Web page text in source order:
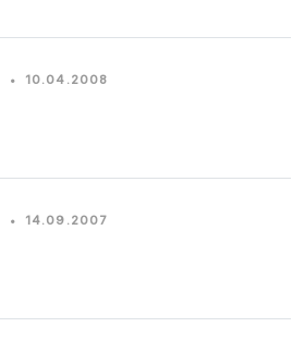
• 10.04.2008
• 14.09.2007